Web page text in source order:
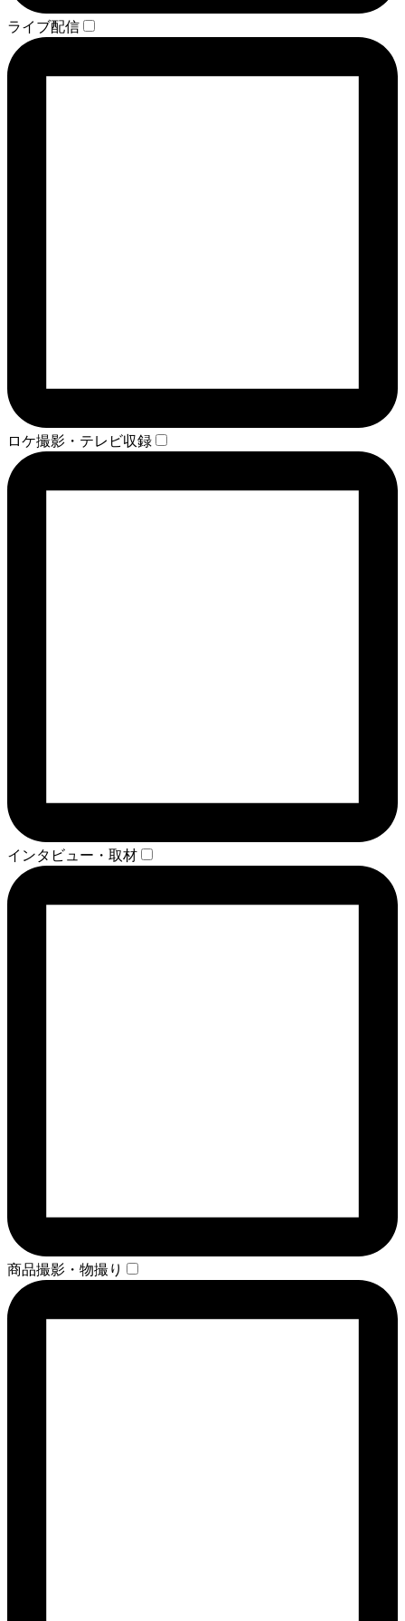
ライブ配信
ロケ撮影・テレビ収録
インタビュー・取材
商品撮影・物撮り